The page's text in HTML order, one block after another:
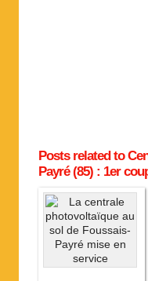
Posts related to
Payré (85) : 1er